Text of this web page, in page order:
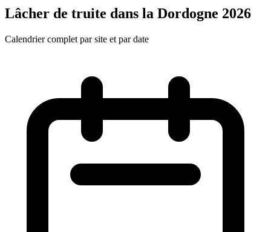
Lâcher de truite dans la Dordogne 2026
Calendrier complet par site et par date